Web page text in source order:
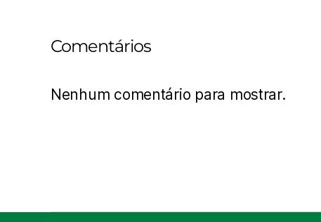
Comentários
Nenhum comentário para mostrar.